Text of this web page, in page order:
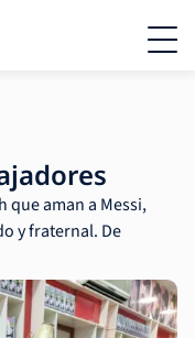
que aman a Messi,
y fraternal. De